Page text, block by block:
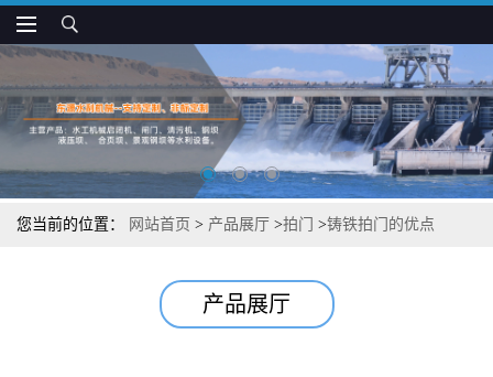
您当前的位置： 网站首页 > 产品展厅 >拍门 >铸铁拍门的优点
产品展厅